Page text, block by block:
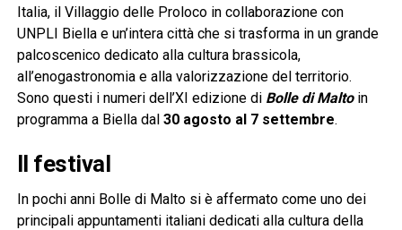
Italia, il Villaggio delle Proloco in collaborazione con
UNPLI Biella e un’intera città che si trasforma in un grande
palcoscenico dedicato alla cultura brassicola,
all’enogastronomia e alla valorizzazione del territorio.
Sono questi i numeri dell’XI edizione di Bolle di Maltoin
programma a Biella dal 30 agosto al 7 settembre.
Il festival
In pochi anni Bolle di Malto si è affermato come uno dei
principali appuntamenti italiani dedicati alla cultura della